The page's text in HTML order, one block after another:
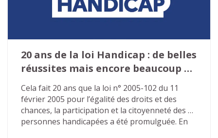
20 ans de la loi Handicap : de belles
réussites mais encore beaucoup à
faire…
Cela fait 20 ans que la loi n° 2005-102 du 11
février 2005 pour l’égalité des droits et des
chances, la participation et la citoyenneté des
personnes handicapées a été promulguée. En